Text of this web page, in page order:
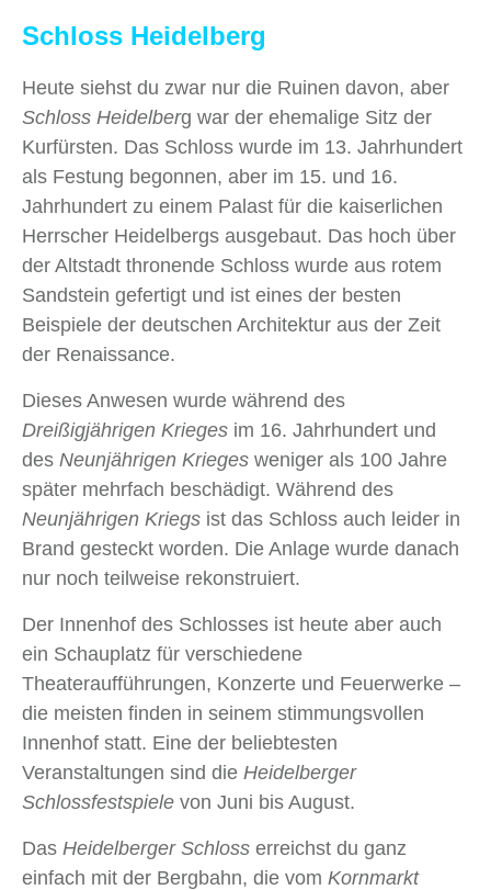
Schloss Heidelberg
Heute siehst du zwar nur die Ruinen davon, aber
Schloss Heidelberg war der ehemalige Sitz der
Kurfürsten. Das Schloss wurde im 13. Jahrhundert
als Festung begonnen, aber im 15. und 16.
Jahrhundert zu einem Palast für die kaiserlichen
Herrscher Heidelbergs ausgebaut. Das hoch über
der Altstadt thronende Schloss wurde aus rotem
Sandstein gefertigt und ist eines der besten
Beispiele der deutschen Architektur aus der Zeit
der Renaissance.
Dieses Anwesen wurde während des
Dreißigjährigen Krieges im 16. Jahrhundert und
des Neunjährigen Krieges weniger als 100 Jahre
später mehrfach beschädigt. Während des
Neunjährigen Kriegs ist das Schloss auch leider in
Brand gesteckt worden. Die Anlage wurde danach
nur noch teilweise rekonstruiert.
Der Innenhof des Schlosses ist heute aber auch
ein Schauplatz für verschiedene
Theateraufführungen, Konzerte und Feuerwerke –
die meisten finden in seinem stimmungsvollen
Innenhof statt. Eine der beliebtesten
Veranstaltungen sind die Heidelberger
Schlossfestspiele von Juni bis August.
Das Heidelberger Schloss erreichst du ganz
einfach mit der Bergbahn, die vom Kornmarkt